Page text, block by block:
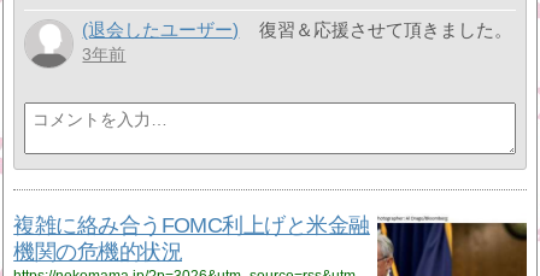
(退会したユーザー) 復習＆応援させて頂きました。
3年前
複雑に絡み合うFOMC利上げと米金融
機関の危機的状況